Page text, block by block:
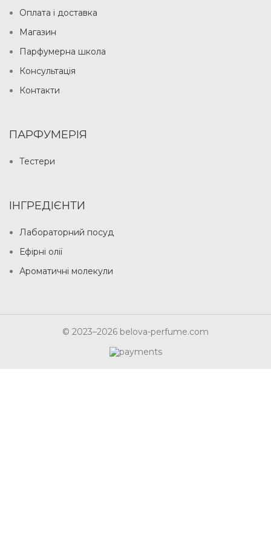
Оплата і доставка
Магазин
Парфумерна школа
Консультація
Контакти
ПАРФУМЕРІЯ
Тестери
ІНГРЕДІЄНТИ
Лабораторний посуд
Ефірні олії
Ароматичні молекули
© 2023–2026 belova-perfume.com